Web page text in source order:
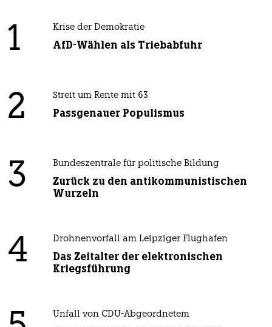
1 Krise der Demokratie
AfD-Wählen als Triebabfuhr
2 Streit um Rente mit 63
Passgenauer Populismus
3 Bundeszentrale für politische Bildung
Zurück zu den antikommunistischen
Wurzeln
4 Drohnenvorfall am Leipziger Flughafen
Das Zeitalter der elektronischen
Kriegsführung
Unfall von CDU-Abgeordnetem